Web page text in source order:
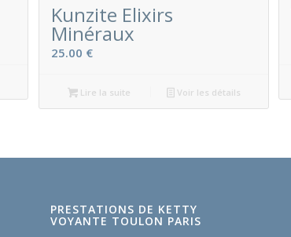
Kunzite Elixirs
Minéraux
25.00 €
Lire la suite Voir les détails
PRESTATIONS DE KETTY
VOYANTE TOULON PARIS